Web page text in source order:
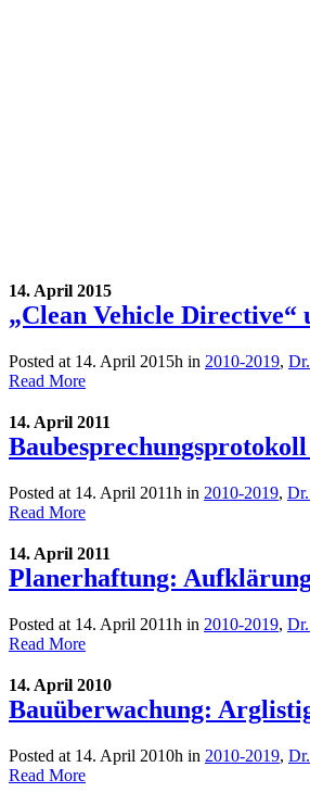
14. April 2015
„Clean Vehicle Directive“
Posted at 14. April 2015h in 2010-2019,
Read More
14. April 2011
Posted at 14. April 2011h in 2010-2019,
Read More
14. April 2011
Planerhaftung:
Posted at 14. April 2011h in 2010-2019,
Read More
14. April 2010
Bauüberwachung:
Posted at 14. April 2010h in 2010-2019,
Read More